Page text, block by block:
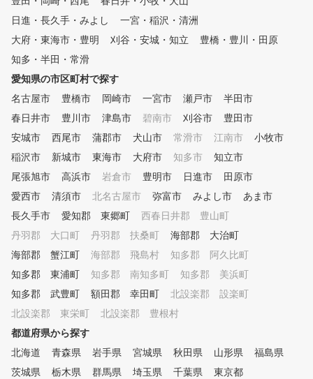
日進・長久手・みよし
一宮・稲沢・清洲
大府・東海市・豊明
刈谷・安城・知立
豊橋・豊川・田原
知多・半田・常滑
愛知県の市区町村で探す
名古屋市
豊橋市 岡崎市 一宮市 瀬戸市
半田市
春日井市
豊川市 津島市 碧南市 刈谷市
豊田市
安城市
西尾市 蒲郡市 犬山市 常滑市 江南市
小牧市
稲沢市
新城市 東海市 大府市 知多市
知立市
尾張旭市
高浜市 岩倉市 豊明市 日進市
田原市
愛西市
清須市 北名古屋市 弥富市 みよし市
あま市
長久手市
愛知郡 東郷町
西春日井郡 豊山町
丹羽郡 大口町
丹羽郡 扶桑町
海部郡 大治町
海部郡 蟹江町
海部郡 飛島村
知多郡 阿久比町
知多郡 東浦町
知多郡 南知多町
知多郡 美浜町
知多郡 武豊町
額田郡 幸田町
北設楽郡 設楽町
北設楽郡 東栄町
北設楽郡 豊根村
都道府県から探す
北海道
青森県 岩手県 宮城県 秋田県 山形県
福島県
茨城県
栃木県 群馬県 埼玉県 千葉県
東京都